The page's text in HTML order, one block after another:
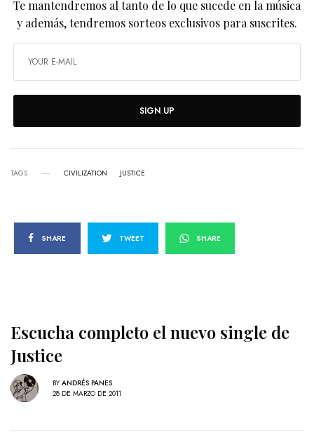
Te mantendremos al tanto de lo que sucede en la música
y además, tendremos sorteos exclusivos para suscrites.
SIGN UP
TAGS CIVILIZATION JUSTICE
SHARE TWEET SHARE
Escucha completo el nuevo single de
Justice
BY ANDRÉS PANES
28 DE MARZO DE 2011